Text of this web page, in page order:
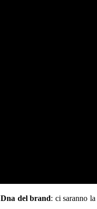
Dna del brand: ci saranno la